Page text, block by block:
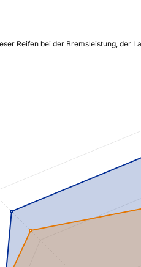
Reifen bei der Bremsleistung, der